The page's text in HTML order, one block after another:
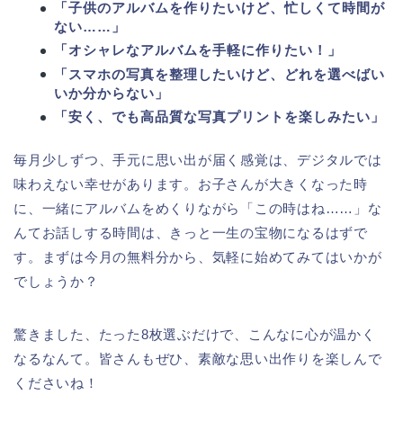
「子供のアルバムを作りたいけど、忙しくて時間が
ない……」
「オシャレなアルバムを手軽に作りたい！」
「スマホの写真を整理したいけど、どれを選べばい
いか分からない」
「安く、でも高品質な写真プリントを楽しみたい」
毎月少しずつ、手元に思い出が届く感覚は、デジタルでは
味わえない幸せがあります。お子さんが大きくなった時
に、一緒にアルバムをめくりながら「この時はね……」な
んてお話しする時間は、きっと一生の宝物になるはずで
す。まずは今月の無料分から、気軽に始めてみてはいかが
でしょうか？
驚きました、たった8枚選ぶだけで、こんなに心が温かく
なるなんて。皆さんもぜひ、素敵な思い出作りを楽しんで
くださいね！